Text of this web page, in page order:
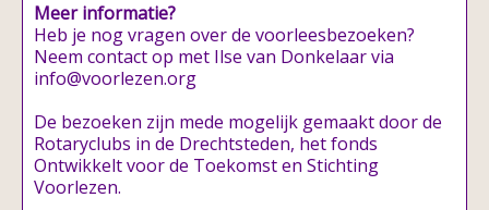
Meer informatie?
Heb je nog vragen over de voorleesbezoeken?
Neem contact op met Ilse van Donkelaar via
info@voorlezen.org
De bezoeken zijn mede mogelijk gemaakt door de
Rotaryclubs in de Drechtsteden, het fonds
Ontwikkelt voor de Toekomst en Stichting
Voorlezen.